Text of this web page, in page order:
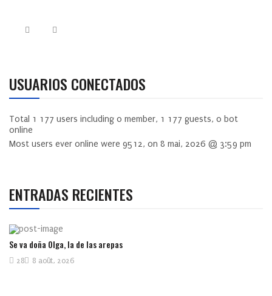
USUARIOS CONECTADOS
Total 1 177 users including 0 member, 1 177 guests, 0 bot
online
Most users ever online were 9512, on 8 mai, 2026 @ 3:59 pm
ENTRADAS RECIENTES
Se va doña Olga, la de las arepas
8 août, 2026
28